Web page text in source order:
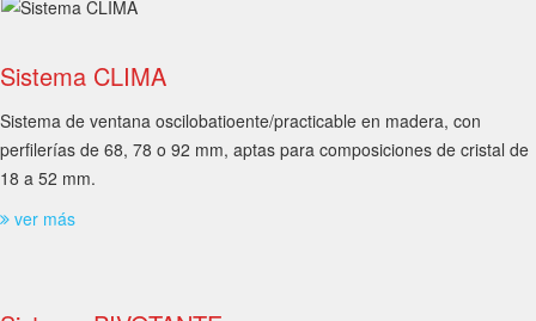
Sistema CLIMA
Sistema de ventana oscilobatioente/practicable en madera, con
perfilerías de 68, 78 o 92 mm, aptas para composiciones de cristal de
18 a 52 mm.
ver más